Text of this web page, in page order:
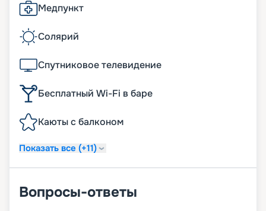
Медпункт
Солярий
Спутниковое телевидение
Бесплатный Wi-Fi в баре
Каюты с балконом
Показать все (+11)
Вопросы-ответы